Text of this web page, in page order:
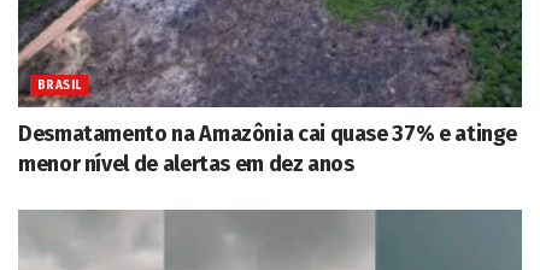
BRASIL
Desmatamento na Amazônia cai quase 37% e atinge
menor nível de alertas em dez anos